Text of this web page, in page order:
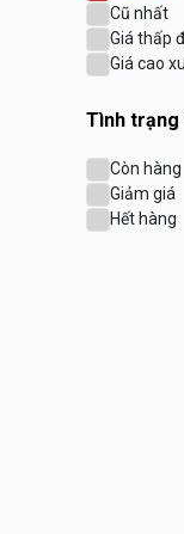
Cũ nhất
Giá thấp
Giá cao
Tình trạng
Còn hàng
Giảm giá
Hết hàng